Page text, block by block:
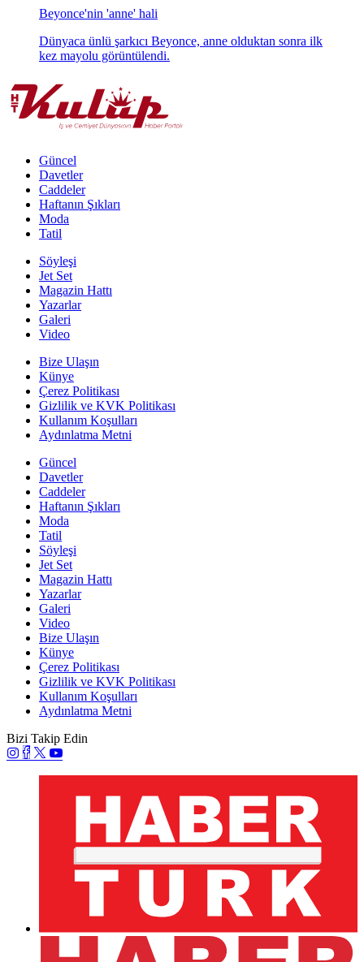
ABD Müzik Ödülleri verildi
40. Amerikan Müzik Ödülleri muhteşem bir geceyle
sahiplerini buldu.
Billboard Ödülleri verildi
BLOOMBERG HT'de canlı yayınlanan müzik
dünyasının en iyilerinin yarıştığı 2012 Billboard Müzik
Ödülleri, sahiplerini buldu.
Billboard heyecanı başlıyor
Birbirinden ünlü yıldızların ödül almak için yarışacağı
Billboard Müzik Ödülleri töreni, Bloomberg HT'den
canlı olarak yayınlanacak.
Billboard Ödülleri heyecanı